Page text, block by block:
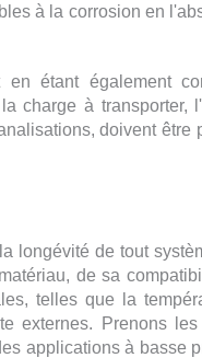
à la corrosion en
étant également
charge à transporter,
doivent être
longévité de tout
de sa
telles que la
externes. Prenons
applications à basse